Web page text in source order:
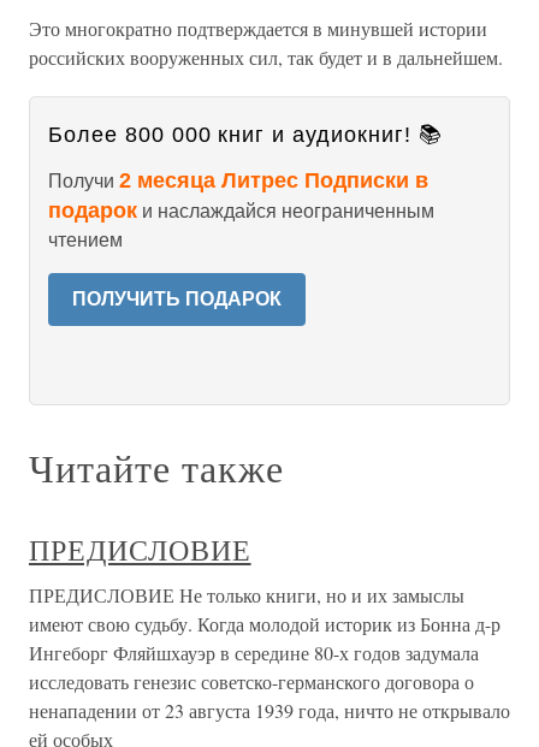
Это многократно подтверждается в минувшей истории
российских вооруженных сил, так будет и в дальнейшем.
Более 800 000 книг и аудиокниг! 📚
Получи 2 месяца Литрес Подписки в
подарок и наслаждайся неограниченным
чтением
ПОЛУЧИТЬ ПОДАРОК
Читайте также
ПРЕДИСЛОВИЕ
ПРЕДИСЛОВИЕ Не только книги, но и их замыслы
имеют свою судьбу. Когда моло­дой историк из Бонна д-р
Ингеборг Фляйшхауэр в середине 80-х годов задумала
исследовать генезис советско-германского договора о
ненапа­дении от 23 августа 1939 года, ничто не открывало
ей особых